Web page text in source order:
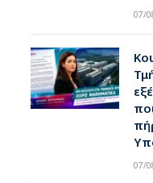
07/
07/